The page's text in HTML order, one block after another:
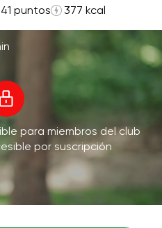
puntos 377 kcal
para miembros del club
por suscripción